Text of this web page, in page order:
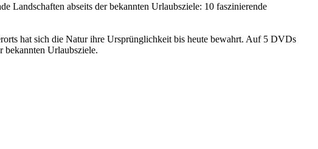
abseits der bekannten Urlaubsziele: 10 faszinierende
hat sich die Natur ihre Ursprünglichkeit bis heute bewahrt. Auf 5 DVDs
bekannten Urlaubsziele.